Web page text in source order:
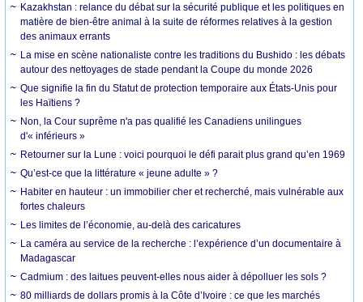
Kazakhstan : relance du débat sur la sécurité publique et les politiques en
matière de bien-être animal à la suite de réformes relatives à la gestion
des animaux errants
La mise en scène nationaliste contre les traditions du Bushido : les débats
autour des nettoyages de stade pendant la Coupe du monde 2026
Que signifie la fin du Statut de protection temporaire aux États-Unis pour
les Haïtiens ?
Non, la Cour suprême n'a pas qualifié les Canadiens unilingues
d'« inférieurs »
Retourner sur la Lune : voici pourquoi le défi parait plus grand qu’en 1969
Qu’est-ce que la littérature « jeune adulte » ?
Habiter en hauteur : un immobilier cher et recherché, mais vulnérable aux
fortes chaleurs
Les limites de l’économie, au-delà des caricatures
La caméra au service de la recherche : l’expérience d’un documentaire à
Madagascar
Cadmium : des laitues peuvent-elles nous aider à dépolluer les sols ?
80 milliards de dollars promis à la Côte d’Ivoire : ce que les marchés